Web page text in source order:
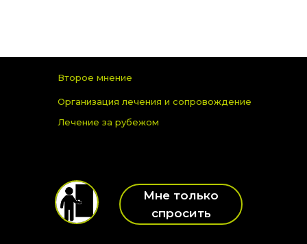
Второе мнение
Лечение за рубежом
Мне только
спросить
Организация лечения и сопровождение